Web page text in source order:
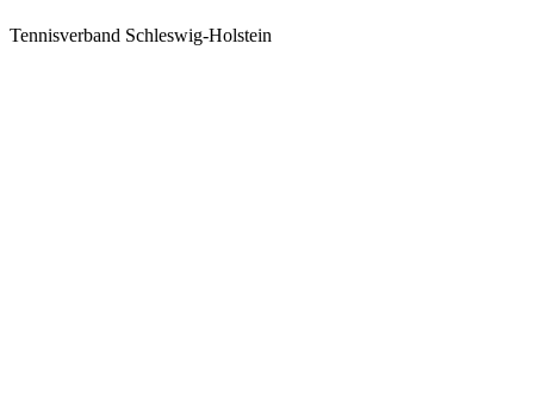
Tennisverband Schleswig-Holstein